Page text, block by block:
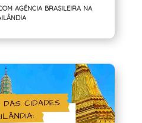
agência brasileira na